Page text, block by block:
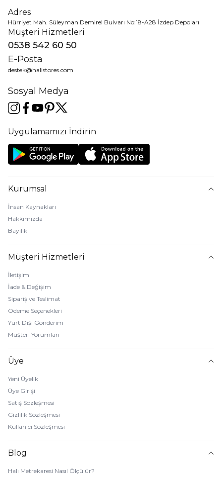
Adres
Hürriyet Mah. Süleyman Demirel Bulvarı No:18-A28 İzdep Depoları
Müşteri Hizmetleri
0538 542 60 50
E-Posta
destek@halistores.com
Sosyal Medya
Uygulamamızı İndirin
Kurumsal
İnsan Kaynakları
Hakkımızda
Bayilik
Müşteri Hizmetleri
İletişim
İade & Değişim
Sipariş ve Teslimat
Ödeme Seçenekleri
Yurt Dışı Gönderim
Müşteri Yorumları
Üye
Yeni Üyelik
Üye Girişi
Satış Sözleşmesi
Gizlilik Sözleşmesi
Kullanıcı Sözleşmesi
Blog
Halı Metrekaresi Nasıl Ölçülür?